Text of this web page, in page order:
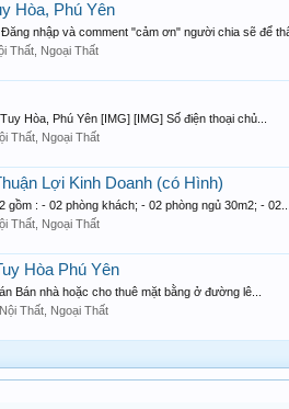
Hòa, Phú Yên
nhập và comment "cảm ơn" người chia sẽ để
Thất, Ngoại Thất
Hòa, Phú Yên [IMG] [IMG] Số điện thoại chủ...
Thất, Ngoại Thất
Lợi Kinh Doanh (có Hình)
: - 02 phòng khách; - 02 phòng ngủ 30m2; - 02...
Thất, Ngoại Thất
Hòa Phú Yên
Bán nhà hoặc cho thuê mặt bằng ở đường lê...
Thất, Ngoại Thất